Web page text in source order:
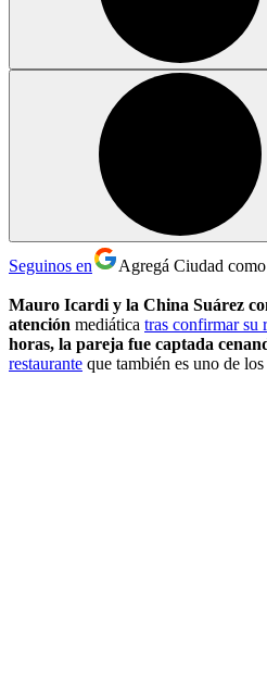
Seguinos en Agregá Ciudad
Mauro Icardi y la China Suárez
atención mediática tras confirmar su
horas, la pareja fue captada
restaurante que también es uno de